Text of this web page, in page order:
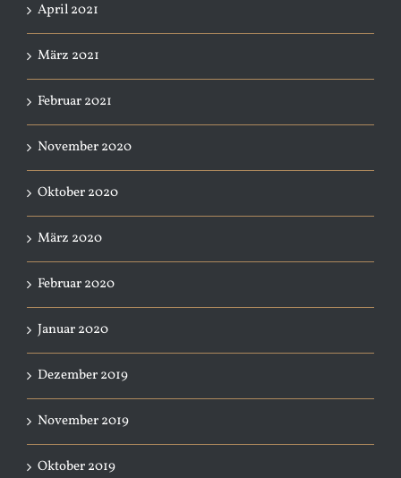
April 2021
März 2021
Februar 2021
November 2020
Oktober 2020
März 2020
Februar 2020
Januar 2020
Dezember 2019
November 2019
Oktober 2019